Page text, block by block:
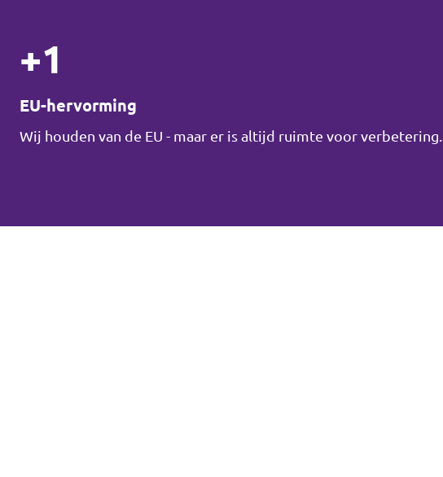
+1
EU-hervorming
Wij houden van de EU - maar er is altijd ruimte voor verbetering.